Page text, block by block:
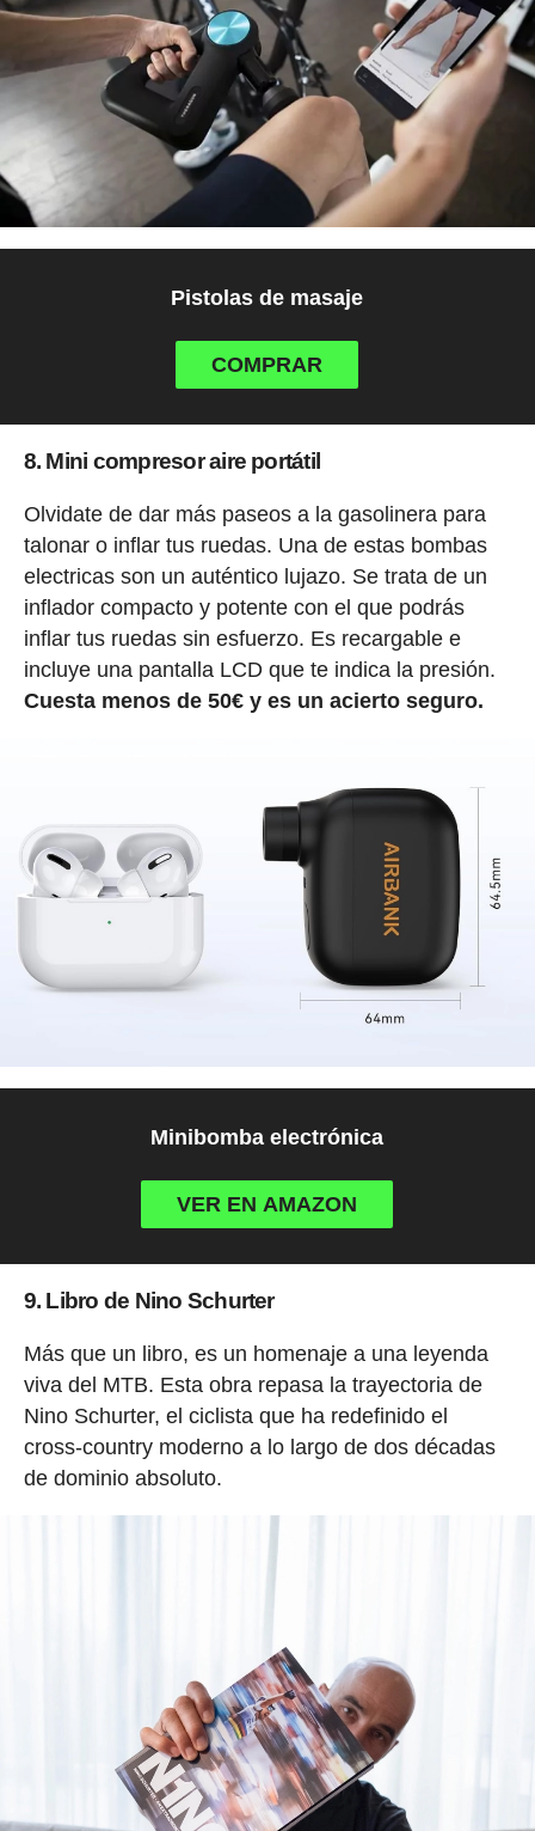
Pistolas de masaje
COMPRAR
8. Mini compresor aire portátil
Olvidate de dar más paseos a la gasolinera para
talonar o inflar tus ruedas. Una de estas bombas
electricas son un auténtico lujazo. Se trata de un
inflador compacto y potente con el que podrás
inflar tus ruedas sin esfuerzo. Es recargable e
incluye una pantalla LCD que te indica la presión.
Cuesta menos de 50€ y es un acierto seguro.
Minibomba electrónica
VER EN AMAZON
9. Libro de Nino Schurter
Más que un libro, es un homenaje a una leyenda
viva del MTB. Esta obra repasa la trayectoria de
Nino Schurter, el ciclista que ha redefinido el
cross-country moderno a lo largo de dos décadas
de dominio absoluto.